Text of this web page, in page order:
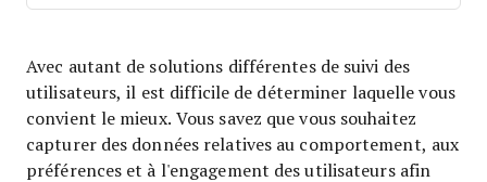
Avec autant de solutions différentes de suivi des
utilisateurs, il est difficile de déterminer laquelle vous
convient le mieux. Vous savez que vous souhaitez
capturer des données relatives au comportement, aux
préférences et à l'engagement des utilisateurs afin